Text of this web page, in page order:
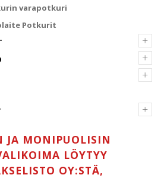
varapotkuri
Potkurit
+
+
+
+
JA MONIPUOLISIN
LÖYTYY
OY:STÄ,